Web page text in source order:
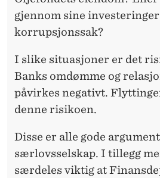
gjennom sine
korrupsjonssak?
I slike situasjoner er det
Banks omdømme og
påvirkes negativt.
denne risikoen.
Disse er alle gode
særlovsselskap. I tillegg
særdeles viktig at